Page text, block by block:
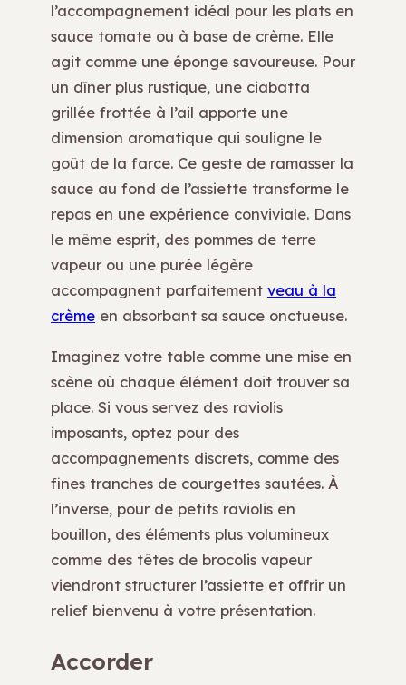
l’accompagnement idéal pour les plats en
sauce tomate ou à base de crème. Elle
agit comme une éponge savoureuse. Pour
un dîner plus rustique, une ciabatta
grillée frottée à l’ail apporte une
dimension aromatique qui souligne le
goût de la farce. Ce geste de ramasser la
sauce au fond de l’assiette transforme le
repas en une expérience conviviale. Dans
le même esprit, des pommes de terre
vapeur ou une purée légère
accompagnent parfaitement veau à la
crème en absorbant sa sauce onctueuse.
Imaginez votre table comme une mise en
scène où chaque élément doit trouver sa
place. Si vous servez des raviolis
imposants, optez pour des
accompagnements discrets, comme des
fines tranches de courgettes sautées. À
l’inverse, pour de petits raviolis en
bouillon, des éléments plus volumineux
comme des têtes de brocolis vapeur
viendront structurer l’assiette et offrir un
relief bienvenu à votre présentation.
Accorder